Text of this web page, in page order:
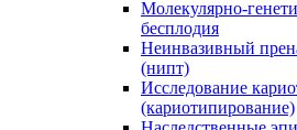
Молекулярно-
бесплодия
Неинвазивный
(нипт)
Исследование
(кариотипирование)